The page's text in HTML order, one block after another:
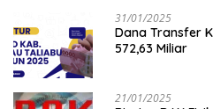
31/01/2025
Dana Transfer
572,63 Miliar
21/01/2025